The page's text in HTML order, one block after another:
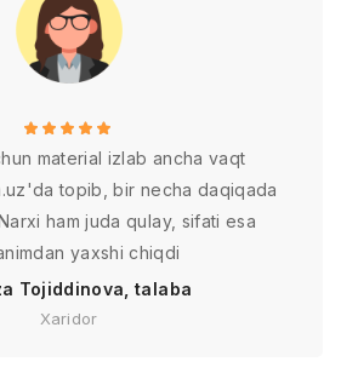
material izlab ancha vaqt
topib, bir necha daqiqada
ham juda qulay, sifati esa
yaxshi chiqdi
Tojiddinova, talaba
Xaridor